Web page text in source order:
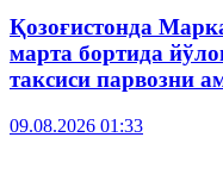
Қозоғистонда
марта бортида
таксиси парвозни
09.08.2026 01:33